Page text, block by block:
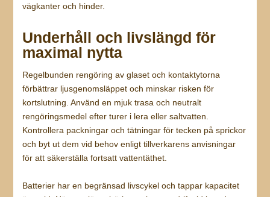
vägkanter och hinder.
Underhåll och livslängd för
maximal nytta
Regelbunden rengöring av glaset och kontaktytorna
förbättrar ljusgenomsläppet och minskar risken för
kortslutning. Använd en mjuk trasa och neutralt
rengöringsmedel efter turer i lera eller saltvatten.
Kontrollera packningar och tätningar för tecken på sprickor
och byt ut dem vid behov enligt tillverkarens anvisningar
för att säkerställa fortsatt vattentäthet.
Batterier har en begränsad livscykel och tappar kapacitet